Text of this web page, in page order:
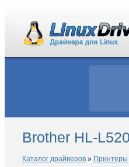
Brother HL-
Каталог драйверов » Принтеры